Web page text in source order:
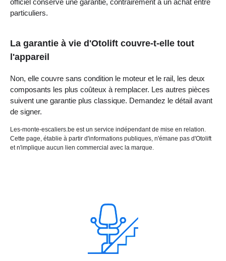
particuliers.
La garantie à vie d'Otolift couvre-t-elle tout
l'appareil
Non, elle couvre sans condition le moteur et le rail, les deux
composants les plus coûteux à remplacer. Les autres pièces
suivent une garantie plus classique. Demandez le détail avant
de signer.
Les-monte-escaliers.be est un service indépendant de mise en relation.
Cette page, établie à partir d'informations publiques, n'émane pas d'Otolift
et n'implique aucun lien commercial avec la marque.